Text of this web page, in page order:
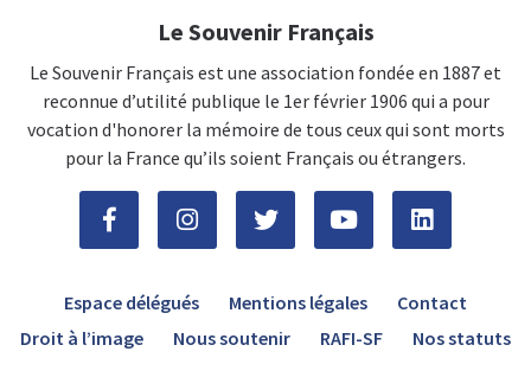
Le Souvenir Français
Le Souvenir Français est une association fondée en 1887 et
reconnue d’utilité publique le 1er février 1906 qui a pour
vocation d'honorer la mémoire de tous ceux qui sont morts
pour la France qu’ils soient Français ou étrangers.
Espace délégués Mentions légales
Contact
Droit à l’image
Nous soutenir RAFI-SF Nos statuts